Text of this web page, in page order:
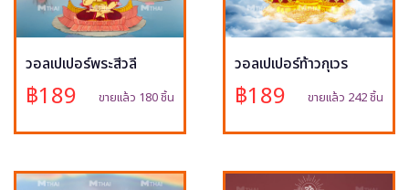
วอลเปเปอร์พระสีวลี
฿189 ขายแล้ว 180 ชิ้น
วอลเปเปอร์ท้าวกุเวร
฿189 ขายแล้ว 242 ชิ้น